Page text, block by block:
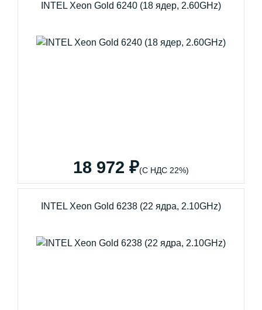
INTEL Xeon Gold 6240 (18 ядер, 2.60GHz)
18 972 ₽(С НДС 22%)
INTEL Xeon Gold 6238 (22 ядра, 2.10GHz)